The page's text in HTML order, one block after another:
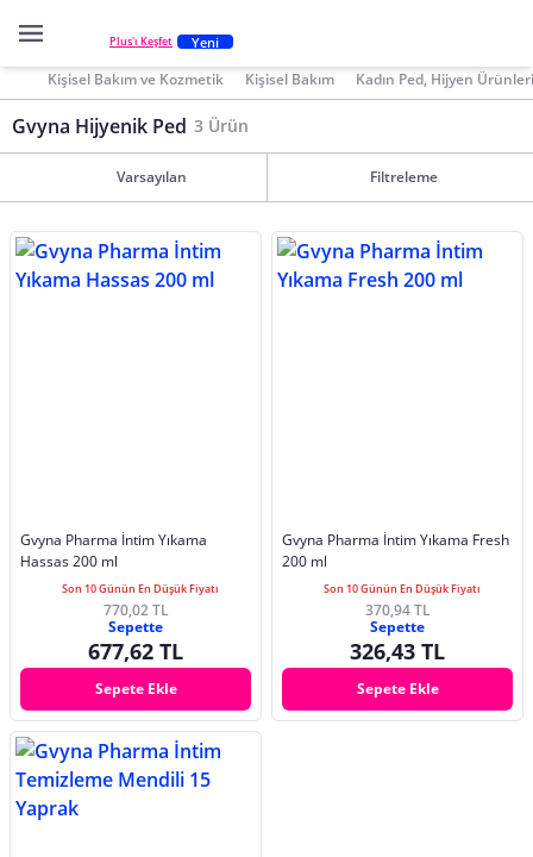
Plus'ı Keşfet Yeni
Kişisel Bakım ve Kozmetik Kişisel Bakım Kadın Ped, Hijyen
Gvyna Hijyenik Ped 3 Ürün
Varsayılan Filtreleme
Gvyna Pharma İntim Yıkama
Hassas 200 ml
Son 10 Günün En Düşük Fiyatı
770,02 TL
Sepette
677,62 TL
Sepete Ekle
Gvyna Pharma İntim Yıkama Fresh
200 ml
Son 10 Günün En Düşük Fiyatı
370,94 TL
Sepette
326,43 TL
Sepete Ekle